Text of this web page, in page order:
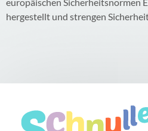
europäischen Sicherheitsnormen
hergestellt und strengen